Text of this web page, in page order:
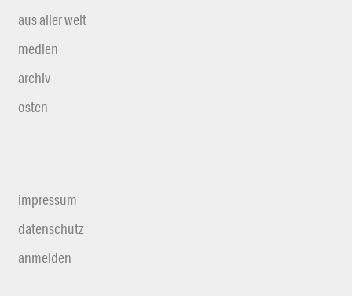
aus aller welt
medien
archiv
osten
impressum
datenschutz
anmelden